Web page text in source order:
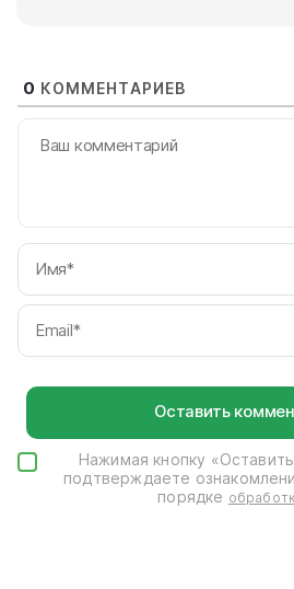
0 КОММЕНТАРИЕВ
Нажимая кнопку
подтверждаете
порядке